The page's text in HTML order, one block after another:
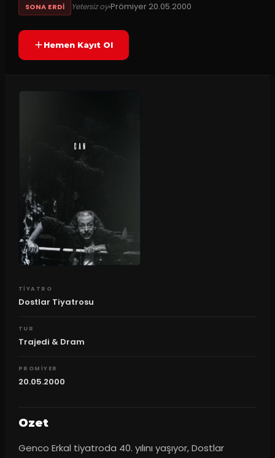
SONA ERDI Yetersiz oyPrömiyer 20.05.2000
Hemen Kayıt Ol
TIYATRO
Dostlar Tiyatrosu
TUR
Trajedi & Dram
PROMIYER
20.05.2000
Ozet
Genco Erkal tiyatroda 40. yılını yaşıyor, Dostlar